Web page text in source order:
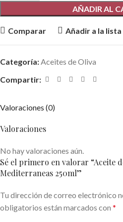
AÑADIR AL
Comparar Añadir a la
Categoría:Aceites de Oliva
Compartir:
Valoraciones (0)
Valoraciones
No hay valoraciones aún.
Sé el primero en valorar “Aceite
Mediterraneas 250ml”
Tu dirección de correo electrónico
obligatorios están marcados con *